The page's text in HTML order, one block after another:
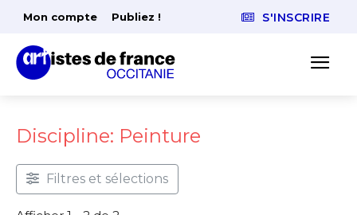
Mon compte Publiez ! S'INSCRIRE
Discipline: Peinture
Filtres et sélections